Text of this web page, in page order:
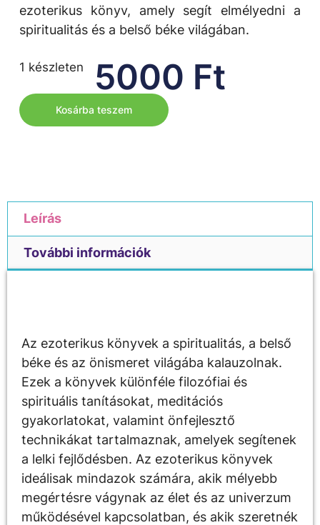
ezoterikus könyv, amely segít elmélyedni a
spiritualitás és a belső béke világában.
5000 Ft
1 készleten
Kosárba teszem
Leírás
További információk
Az ezoterikus könyvek a spiritualitás, a belső
béke és az önismeret világába kalauzolnak.
Ezek a könyvek különféle filozófiai és
spirituális tanításokat, meditációs
gyakorlatokat, valamint önfejlesztő
technikákat tartalmaznak, amelyek segítenek
a lelki fejlődésben. Az ezoterikus könyvek
ideálisak mindazok számára, akik mélyebb
megértésre vágynak az élet és az univerzum
működésével kapcsolatban, és akik szeretnék